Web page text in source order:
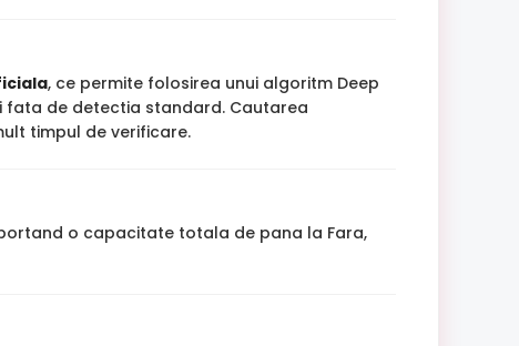
, ce permite folosirea unui algoritm Deep
fata de detectia standard. Cautarea
timpul de verificare.
o capacitate totala de pana la Fara,